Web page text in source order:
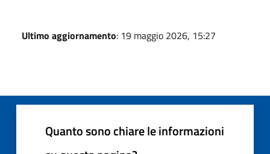
Ultimo aggiornamento: 19 maggio 2026, 15:27
Quanto sono chiare le informazioni